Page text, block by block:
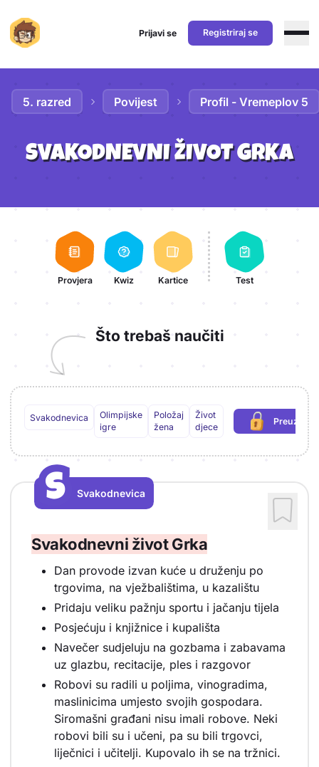
Prijavi se Registriraj se
5. razred Povijest Profil - Vremeplov 5
SVAKODNEVNI ŽIVOT GRKA
Aktivnosti lekcije
Provjera Kwiz Kartice Test
Što trebaš naučiti
Svakodnevica
Olimpijske
igre
Položaj
žena
Život
djece
Preuzmi
S
S
Svakodnevica
Svakodnevni život Grka
Dan provode izvan kuće u druženju po
trgovima, na vježbalištima, u kazalištu
Pridaju veliku pažnju sportu i jačanju tijela
Posjećuju i knjižnice i kupališta
Navečer sudjeluju na gozbama i zabavama
uz glazbu, recitacije, ples i razgovor
Robovi su radili u poljima, vinogradima,
maslinicima umjesto svojih gospodara.
Siromašni građani nisu imali robove. Neki
robovi bili su i učeni, pa su bili trgovci,
liječnici i učitelji. Kupovalo ih se na tržnici.